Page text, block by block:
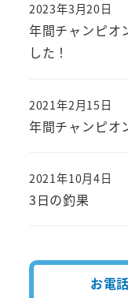
年間チャンピオ
した！
投稿日
2023年3月20日
年間チャンピオ
投稿日
2021年2月15日
3日の釣果
投稿日
2021年10月4日
お電